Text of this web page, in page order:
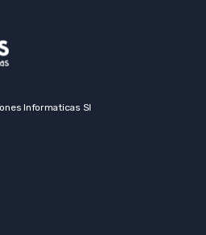
Informaticas Sl